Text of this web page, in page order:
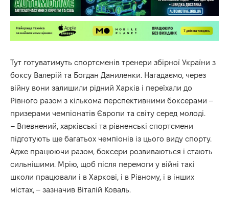
Тут готуватимуть спортсменів тренери збірної України з
боксу Валерій та Богдан Даниленки. Нагадаємо, через
війну вони залишили рідний Харків і переїхали до
Рівного разом з кількома перспективними боксерами –
призерами чемпіонатів Європи та світу серед молоді.
– Впевнений, харківські та рівненські спортсмени
підготують ще багатьох чемпіонів із цього виду спорту.
Адже працюючи разом, боксери розвиваються і стають
сильнішими. Мрію, щоб після перемоги у війні такі
школи працювали і в Харкові, і в Рівному, і в інших
містах, – зазначив Віталій Коваль.